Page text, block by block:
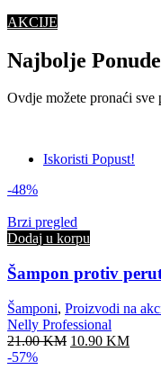
AKCIJE
Najbolje
Ovdje možete pronaći
Iskoristi Popust!
-48%
Brzi pregled
Dodaj u korpu
Šampon protiv
Šamponi, Proizvodi na
Nelly Professional
21.00KM Original
10.90 KM
-57%